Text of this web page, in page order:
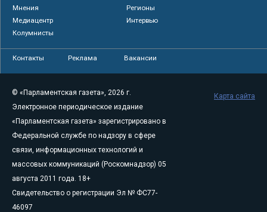
Мнения
Регионы
Медиацентр
Интервью
Колумнисты
Контакты Реклама Вакансии
© «Парламентская газета», 2026 г.
Электронное периодическое издание
«Парламентская газета» зарегистрировано в
Федеральной службе по надзору в сфере
связи, информационных технологий и
массовых коммуникаций (Роскомнадзор) 05
августа 2011 года. 18+
Свидетельство о регистрации Эл № ФС77-
46097
Карта сайта